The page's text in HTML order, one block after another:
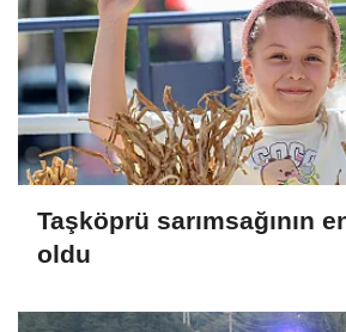
Taşköprü sarımsağının
oldu